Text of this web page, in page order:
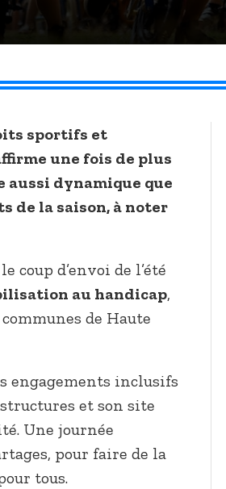
sportifs et
une fois de plus
dynamique que
de la saison, à noter
coup d’envoi de l’été
au handicap,
de Haute
engagements inclusifs
et son site
Une journée
pour faire de la
tous.